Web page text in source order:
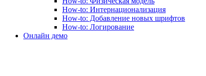
How-to: Интернационализация
How-to: Добавление новых шрифтов
How-to: Логирование
Онлайн демо